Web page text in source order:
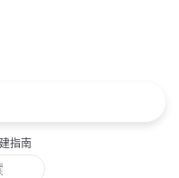
指南